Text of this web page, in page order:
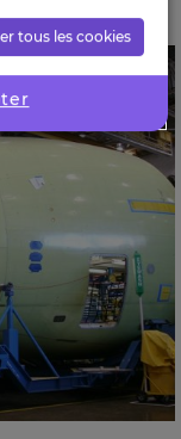
sur le langage
non-
tous les cookies